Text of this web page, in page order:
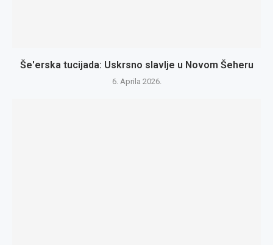
Še'erska tucijada: Uskrsno slavlje u Novom Šeheru
6. Aprila 2026.